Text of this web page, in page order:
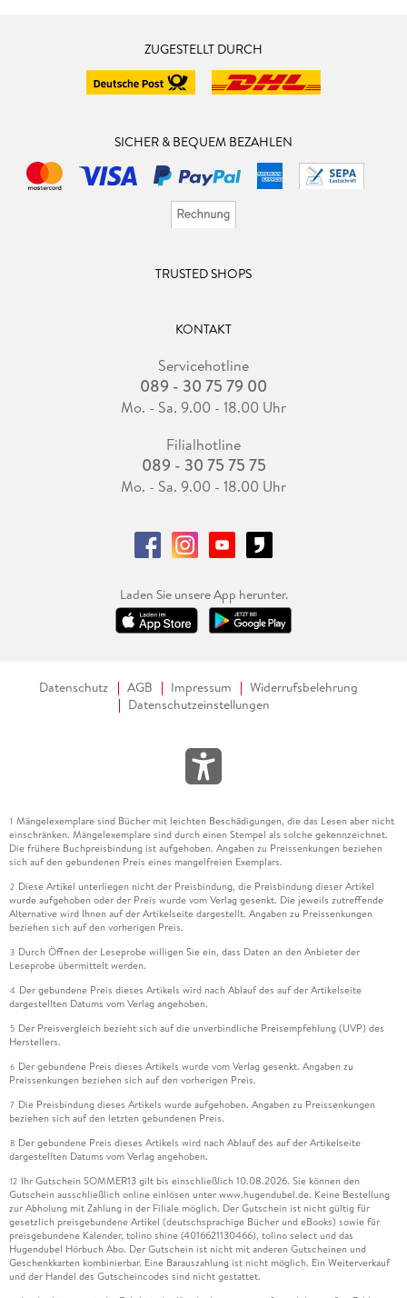
ZUGESTELLT DURCH
SICHER & BEQUEM BEZAHLEN
TRUSTED SHOPS
KONTAKT
Servicehotline
089 - 30 75 79 00
Mo. - Sa. 9.00 - 18.00 Uhr
Filialhotline
089 - 30 75 75 75
Mo. - Sa. 9.00 - 18.00 Uhr
Laden Sie unsere App herunter.
Datenschutz AGB Impressum
Widerrufsbelehrung
Datenschutzeinstellungen
1 Mängelexemplare sind Bücher mit leichten Beschädigungen, die das Lesen aber nicht
einschränken. Mängelexemplare sind durch einen Stempel als solche gekennzeichnet.
Die frühere Buchpreisbindung ist aufgehoben. Angaben zu Preissenkungen beziehen
sich auf den gebundenen Preis eines mangelfreien Exemplars.
2 Diese Artikel unterliegen nicht der Preisbindung, die Preisbindung dieser Artikel
wurde aufgehoben oder der Preis wurde vom Verlag gesenkt. Die jeweils zutreffende
Alternative wird Ihnen auf der Artikelseite dargestellt. Angaben zu Preissenkungen
beziehen sich auf den vorherigen Preis.
3 Durch Öffnen der Leseprobe willigen Sie ein, dass Daten an den Anbieter der
Leseprobe übermittelt werden.
4 Der gebundene Preis dieses Artikels wird nach Ablauf des auf der Artikelseite
dargestellten Datums vom Verlag angehoben.
5 Der Preisvergleich bezieht sich auf die unverbindliche Preisempfehlung (UVP) des
Herstellers.
6 Der gebundene Preis dieses Artikels wurde vom Verlag gesenkt. Angaben zu
Preissenkungen beziehen sich auf den vorherigen Preis.
7 Die Preisbindung dieses Artikels wurde aufgehoben. Angaben zu Preissenkungen
beziehen sich auf den letzten gebundenen Preis.
8 Der gebundene Preis dieses Artikels wird nach Ablauf des auf der Artikelseite
dargestellten Datums vom Verlag angehoben.
12 Ihr Gutschein SOMMER13 gilt bis einschließlich 10.08.2026. Sie können den
Gutschein ausschließlich online einlösen unter www.hugendubel.de. Keine Bestellung
zur Abholung mit Zahlung in der Filiale möglich. Der Gutschein ist nicht gültig für
gesetzlich preisgebundene Artikel (deutschsprachige Bücher und eBooks) sowie für
preisgebundene Kalender, tolino shine (4016621130466), tolino select und das
Hugendubel Hörbuch Abo. Der Gutschein ist nicht mit anderen Gutscheinen und
Geschenkkarten kombinierbar. Eine Barauszahlung ist nicht möglich. Ein Weiterverkauf
und der Handel des Gutscheincodes sind nicht gestattet.